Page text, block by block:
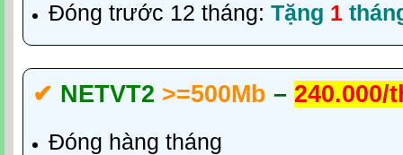
Đóng trước 12 tháng: Tặng 1
✔‎ NETVT2 >=500Mb – 240.000/
Đóng hàng tháng